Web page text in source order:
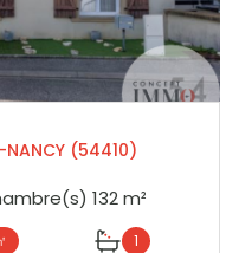
NANCY (54410)
Maison 5 pièce(s) 4 chambre(s) 132 m²
1